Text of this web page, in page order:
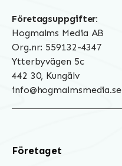
Företagsuppgifter:
Hogmalms Media AB
Org.nr: 559132-4347
Ytterbyvägen 5c
442 30, Kungälv
info@hogmalmsmedia.se
Företaget